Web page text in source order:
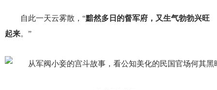
自此一天云雾散，“黯然多日的督军府，又生气勃勃兴旺
起来。”